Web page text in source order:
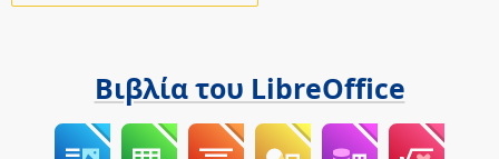
Βιβλία του LibreOffice